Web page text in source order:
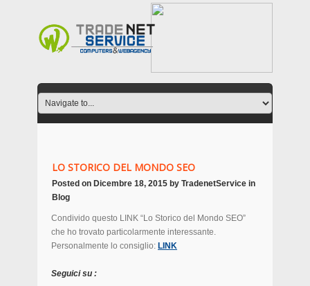
LO STORICO DEL MONDO SEO
Posted on Dicembre 18, 2015 by TradenetService in
Blog
Condivido questo LINK “Lo Storico del Mondo SEO”
che ho trovato particolarmente interessante.
Personalmente lo consiglio: LINK
Seguici su :